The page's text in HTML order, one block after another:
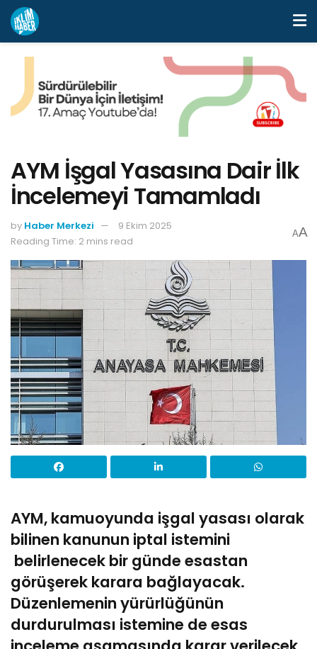
AYM İşgal Yasasına Dair İlk
İncelemeyi Tamamladı
by Haber Merkezi
9 Ekim 2025
Reading Time: 2 mins read
AA
AYM, kamuoyunda işgal yasası olarak
bilinen kanunun iptal istemini
belirlenecek bir günde esastan
görüşerek karara bağlayacak.
Düzenlemenin yürürlüğünün
durdurulması istemine de esas